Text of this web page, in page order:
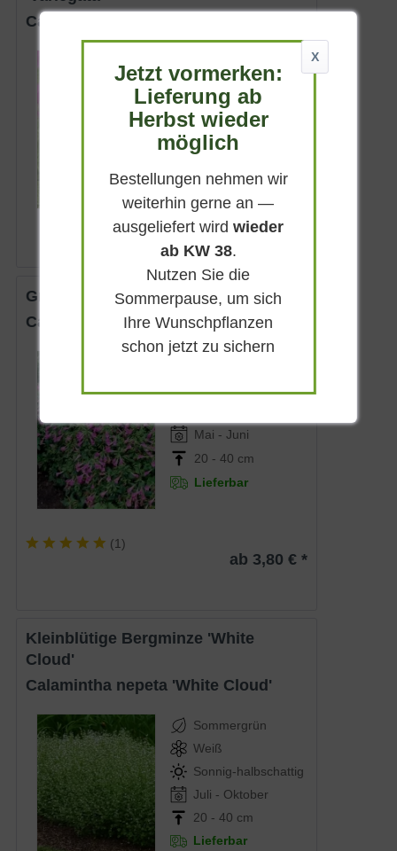
Calamintha grandiflora 'Variegata'
Rosalila
Sonnig-halbschattig
Mai - Juli
bis zu 30 cm
Lieferbar
7,50 € *
Großblütige Bergminze
Calamintha grandiflora
Mai - Juni
20 - 40 cm
Lieferbar
(1)
ab 3,80 € *
Kleinblütige Bergminze 'White
Cloud'
Calamintha nepeta 'White Cloud'
Sommergrün
Weiß
Sonnig-halbschattig
Juli - Oktober
20 - 40 cm
Lieferbar
X
Jetzt vormerken:
Lieferung ab
Herbst wieder
möglich
Bestellungen nehmen wir
weiterhin gerne an —
ausgeliefert wirdwieder
ab KW 38.
Nutzen Sie die
Sommerpause, um sich
Ihre Wunschpflanzen
schon jetzt zu sichern